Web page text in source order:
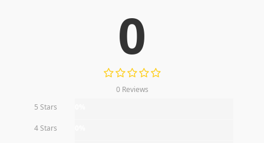
0
0 Reviews
5 Stars
4 Stars